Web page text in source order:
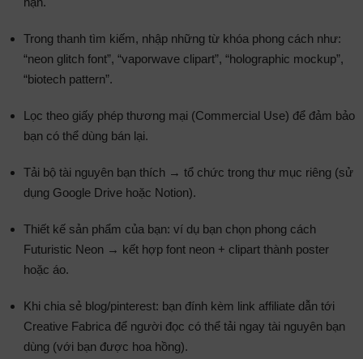
Trong thanh tìm kiếm, nhập những từ khóa phong cách như:
“neon glitch font”, “vaporwave clipart”, “holographic mockup”,
“biotech pattern”.
Lọc theo giấy phép thương mại (Commercial Use) để đảm bảo
bạn có thể dùng bán lại.
Tải bộ tài nguyên bạn thích → tổ chức trong thư mục riêng (sử
dụng Google Drive hoặc Notion).
Thiết kế sản phẩm của bạn: ví dụ bạn chọn phong cách
Futuristic Neon → kết hợp font neon + clipart thành poster
hoặc áo.
Khi chia sẻ blog/pinterest: bạn đính kèm link affiliate dẫn tới
Creative Fabrica để người đọc có thể tải ngay tài nguyên bạn
dùng (với bạn được hoa hồng).